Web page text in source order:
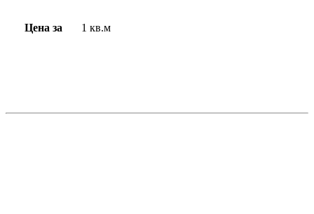
Цена за 1 кв.м